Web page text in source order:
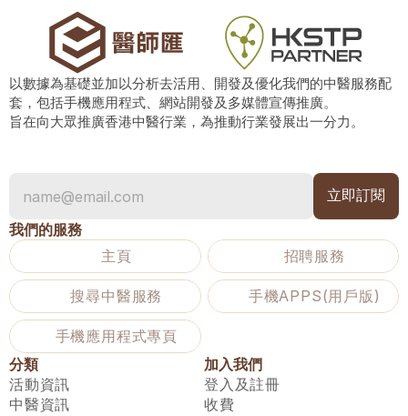
以數據為基礎並加以分析去活用、開發及優化我們的中醫服務配
套，包括手機應用程式、網站開發及多媒體宣傳推廣。
旨在向大眾推廣香港中醫行業，為推動行業發展出一分力。
我們的服務
主頁
招聘服務
搜尋中醫服務 手機APPS(用戶版)
手機應用程式專頁
分類
活動資訊
中醫資訊
加入我們
登入及註冊
收費